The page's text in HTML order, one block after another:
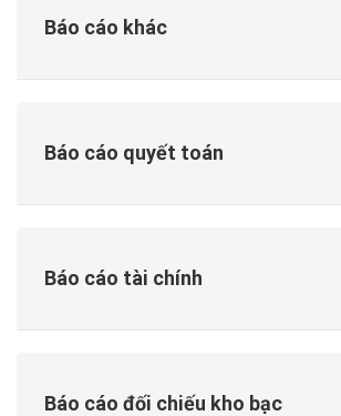
Báo cáo khác
Báo cáo quyết toán
Báo cáo tài chính
Báo cáo đối chiếu kho bạc